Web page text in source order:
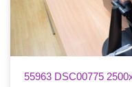
55963 DSC00775